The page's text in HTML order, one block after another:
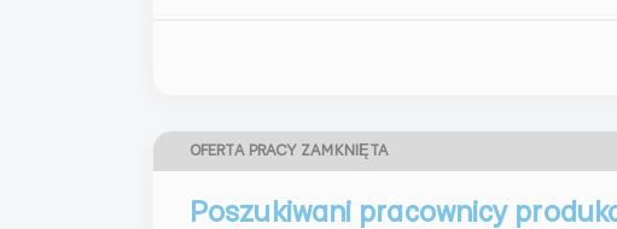
OFERTA PRACY ZAMKNIĘTA
Poszukiwani pracownicy